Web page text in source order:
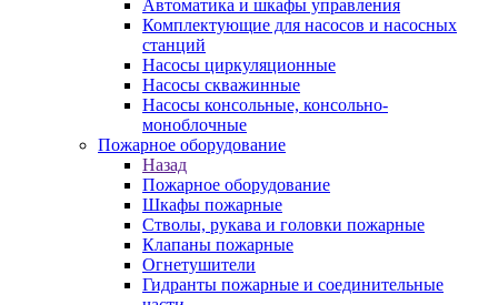
Автоматика и шкафы управления
Комплектующие для насосов и насосных
станций
Насосы циркуляционные
Насосы скважинные
Насосы консольные, консольно-
моноблочные
Пожарное оборудование
Назад
Пожарное оборудование
Шкафы пожарные
Стволы, рукава и головки пожарные
Клапаны пожарные
Огнетушители
Гидранты пожарные и соединительные